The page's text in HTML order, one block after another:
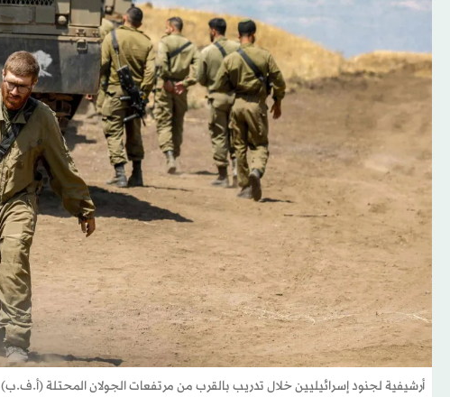
أرشيفية لجنود إسرائيليين خلال تدريب بالقرب من مرتفعات الجولان المحتلة (أ.ف.ب)